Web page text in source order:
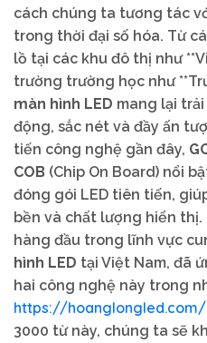
cách chúng ta tương tác
trong thời đại số hóa. Từ
lồ tại các khu đô thị như
trường trường học như
màn hình LED mang lại
động, sắc nét và đầy ấn
tiến công nghệ gần đây,
COB (Chip On Board) nổi
đóng gói LED tiên tiến,
bền và chất lượng hiển thị.
hàng đầu trong lĩnh vực
hình LED tại Việt Nam, đã
hai công nghệ này trong
https://hoanglongled.com/
3000 từ này, chúng ta sẽ